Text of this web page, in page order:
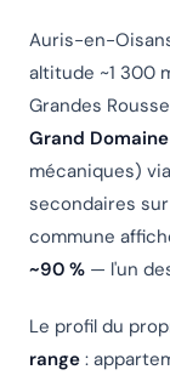
Auris-en-
altitude ~1 300
Grandes
Grand
mécaniques)
secondaires
commune
~90 % — l'un
Le profil du
range :